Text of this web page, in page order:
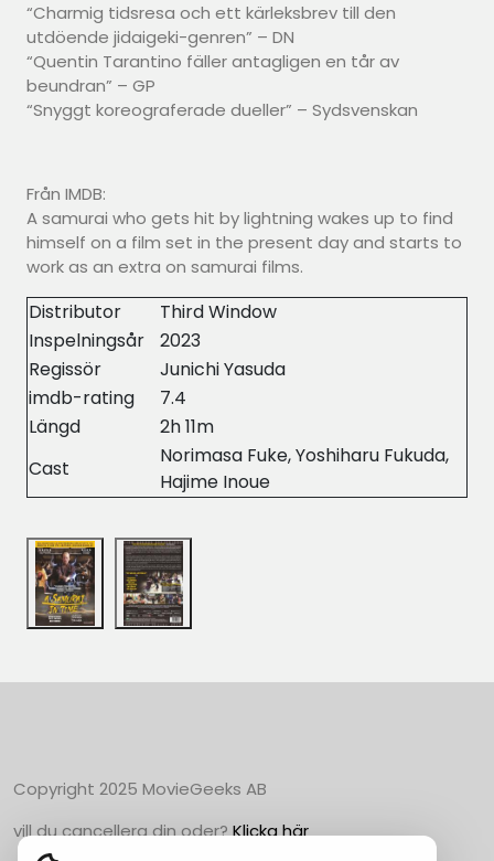
“Charmig tidsresa och ett kärleksbrev till den
utdöende jidaigeki-genren” – DN
“Quentin Tarantino fäller antagligen en tår av
beundran” – GP
“Snyggt koreograferade dueller” – Sydsvenskan
Från IMDB:
A samurai who gets hit by lightning wakes up to find
himself on a film set in the present day and starts to
work as an extra on samurai films.
Distributor
Third Window
Inspelningsår
2023
Regissör
Junichi Yasuda
imdb-rating
7.4
Längd
2h 11m
Cast
Norimasa Fuke, Yoshiharu Fukuda,
Hajime Inoue
Copyright 2025 MovieGeeks AB
vill du cancellera din oder?Klicka här